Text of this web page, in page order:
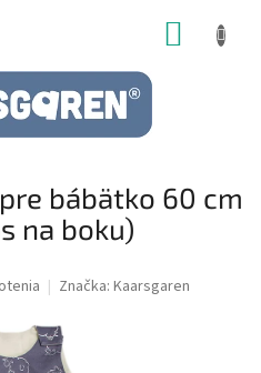
bábätko 60 cm
na boku)
Značka: Kaarsgaren